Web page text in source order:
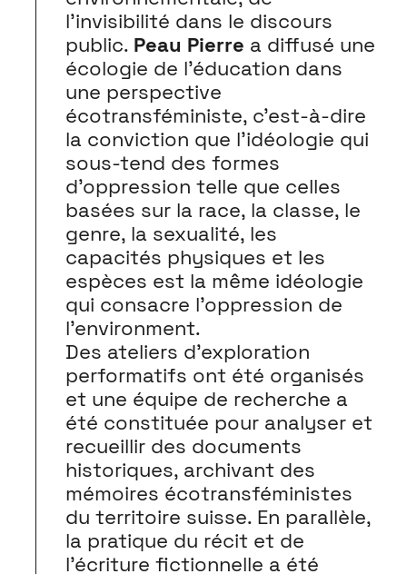
l’invisibilité dans le discours
public. Peau Pierre a diffusé une
écologie de l’éducation dans
une perspective
écotransféministe, c’est-à-dire
la conviction que l’idéologie qui
sous-tend des formes
d’oppression telle que celles
basées sur la race, la classe, le
genre, la sexualité, les
capacités physiques et les
espèces est la même idéologie
qui consacre l’oppression de
l’environment.
Des ateliers d’exploration
performatifs ont été organisés
et une équipe de recherche a
été constituée pour analyser et
recueillir des documents
historiques, archivant des
mémoires écotransféministes
du territoire suisse. En parallèle,
la pratique du récit et de
l’écriture fictionnelle a été